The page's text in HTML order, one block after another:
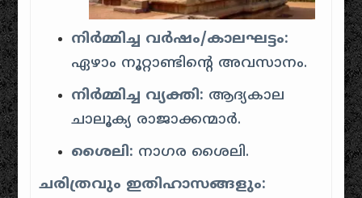
നിർമ്മിച്ച വർഷം/കാലഘട്ടം:
ഏഴാം നൂറ്റാണ്ടിന്റെ അവസാനം.
നിർമ്മിച്ച വ്യക്തി: ആദ്യകാല
ചാലൂക്യ രാജാക്കന്മാർ.
ശൈലി: നാഗര ശൈലി.
ചരിത്രവും ഇതിഹാസങ്ങളും: